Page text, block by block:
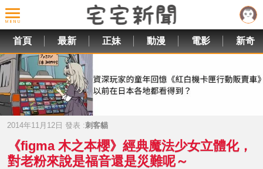
首頁 最新 正妹 動漫 電影 新奇
2014年11月12日 發表 :刺客貓
《figma 木之本櫻》經典魔法少女立體化，
對老粉來說是福音還是災難呢～